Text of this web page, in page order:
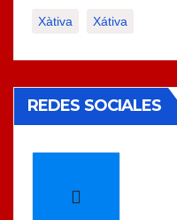
Xàtiva Xátiva
REDES SOCIALES